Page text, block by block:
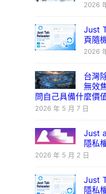
2026
Just
頁隨
2026
台灣
無效
問自己具備什麼價
2026 年 5 月 7 日
Just
隱私
2026 年 5 月 2 日
Just
隱私